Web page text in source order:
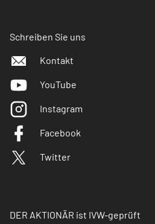
Schreiben Sie uns
Kontakt
YouTube
Instagram
Facebook
Twitter
DER AKTIONÄR ist IVW-geprüft